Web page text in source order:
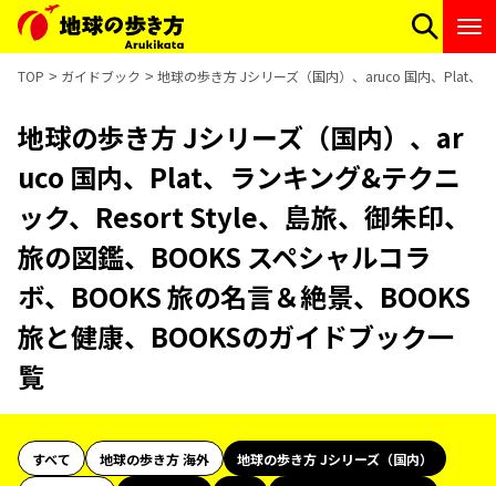
TOP ガイドブック 地球の歩き方 Jシリーズ（国内）、aruco 国内、Plat、
地球の歩き方 Jシリーズ（国内）、ar
uco 国内、Plat、ランキング&テクニ
ック、Resort Style、島旅、御朱印、
旅の図鑑、BOOKS スペシャルコラ
ボ、BOOKS 旅の名言＆絶景、BOOKS
旅と健康、BOOKSのガイドブック一
覧
すべて 地球の歩き方 海外
地球の歩き方 Jシリーズ（国内）